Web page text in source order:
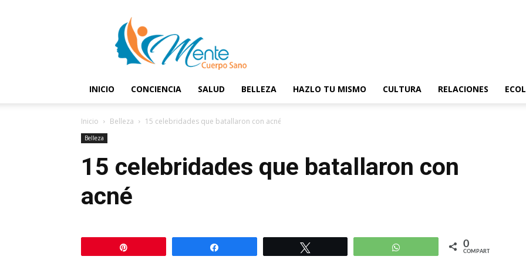
Cuerpo
Sano
INICIO CONCIENCIA SALUD BELLEZA HAZLO TU MISMO CULTURA RELACIONES
Inicio Belleza 15 celebridades que batallaron con acné
Belleza
15 celebridades que batallaron con
acné
0
COMPARTIR